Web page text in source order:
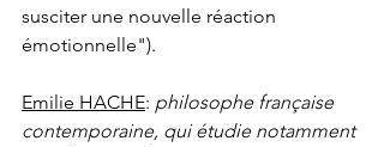
susciter une nouvelle réaction
émotionnelle").
Emilie HACHE: philosophe française
contemporaine, qui étudie notamment